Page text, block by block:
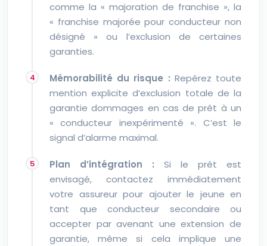
comme la « majoration de franchise », la
« franchise majorée pour conducteur non
désigné » ou l’exclusion de certaines
garanties.
Mémorabilité du risque : Repérez toute
mention explicite d’exclusion totale de la
garantie dommages en cas de prêt à un
« conducteur inexpérimenté ». C’est le
signal d’alarme maximal.
Plan d’intégration : Si le prêt est
envisagé, contactez immédiatement
votre assureur pour ajouter le jeune en
tant que conducteur secondaire ou
accepter par avenant une extension de
garantie, même si cela implique une